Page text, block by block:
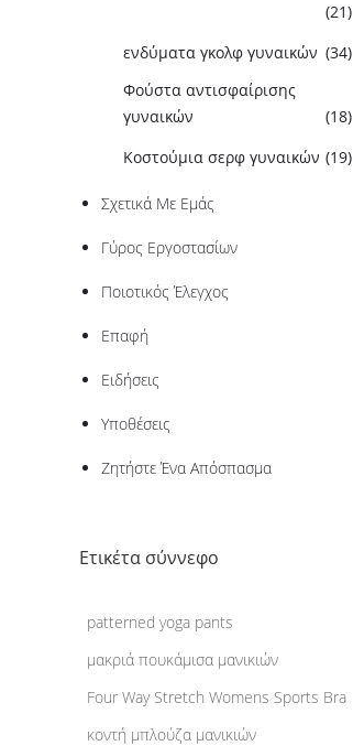
(21)
ενδύματα γκολφ γυναικών (34)
Φούστα αντισφαίρισης
γυναικών
(18)
Κοστούμια σερφ γυναικών (19)
Σχετικά Με Εμάς
Γύρος Εργοστασίων
Ποιοτικός Έλεγχος
Επαφή
Ειδήσεις
Υποθέσεις
Ζητήστε Ένα Απόσπασμα
Ετικέτα σύννεφο
patterned yoga pants
μακριά πουκάμισα μανικιών
Four Way Stretch Womens Sports Bra
κοντή μπλούζα μανικιών